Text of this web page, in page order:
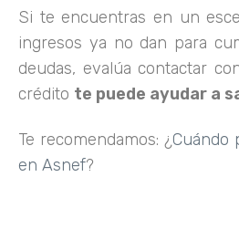
Si te encuentras en un
ingresos ya no dan para
deudas, evalúa contactar
crédito te puede ayudar a
Te recomendamos: ¿Cuándo
en Asnef?